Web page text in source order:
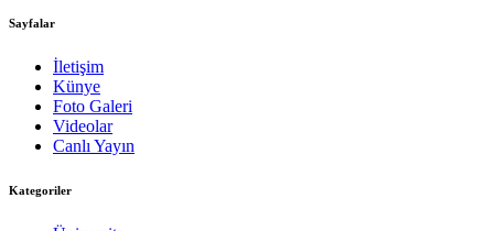
Sayfalar
İletişim
Künye
Foto Galeri
Videolar
Canlı Yayın
Kategoriler